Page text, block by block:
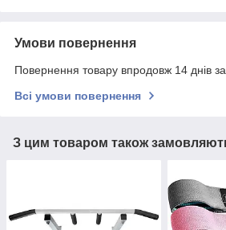
Умови повернення
Повернення товару впродовж 14 днів
Всі умови повернення
З цим товаром також